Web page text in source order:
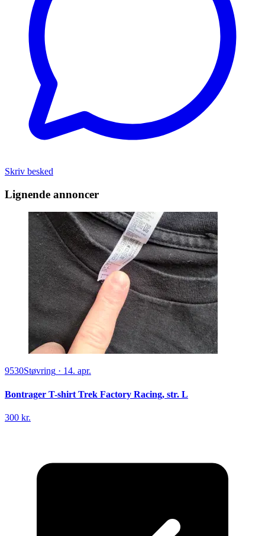
Skriv besked
Lignende annoncer
9530Støvring · 14. apr.
Bontrager T-shirt Trek Factory Racing, str. L
300 kr.